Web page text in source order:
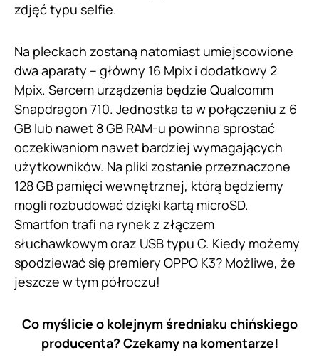
zdjęć typu selfie.
Na pleckach zostaną natomiast umiejscowione
dwa aparaty – główny 16 Mpix i dodatkowy 2
Mpix. Sercem urządzenia będzie Qualcomm
Snapdragon 710. Jednostka ta w połączeniu z 6
GB lub nawet 8 GB RAM-u powinna sprostać
oczekiwaniom nawet bardziej wymagających
użytkowników. Na pliki zostanie przeznaczone
128 GB pamięci wewnętrznej, którą będziemy
mogli rozbudować dzięki kartą microSD.
Smartfon trafi na rynek z złączem
słuchawkowym oraz USB typu C. Kiedy możemy
spodziewać się premiery OPPO K3? Możliwe, że
jeszcze w tym półroczu!
Co myślicie o kolejnym średniaku chińskiego
producenta? Czekamy na komentarze!